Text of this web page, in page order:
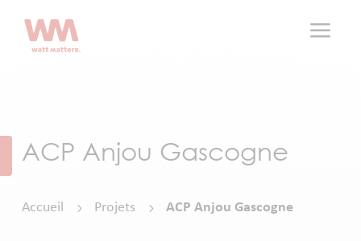
a
ACP Anjou Gascogne
Accueil 5 Projets 5 ACP Anjou Gascogne